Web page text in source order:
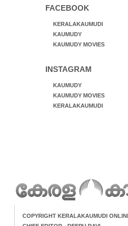
FACEBOOK
KERALAKAUMUDI
KAUMUDY
KAUMUDY MOVIES
INSTAGRAM
KAUMUDY
KAUMUDY MOVIES
KERALAKAUMUDI
COPYRIGHT KERALAKAUMUDI